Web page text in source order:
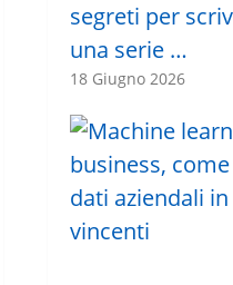
segreti per
una serie …
18 Giugno 2026